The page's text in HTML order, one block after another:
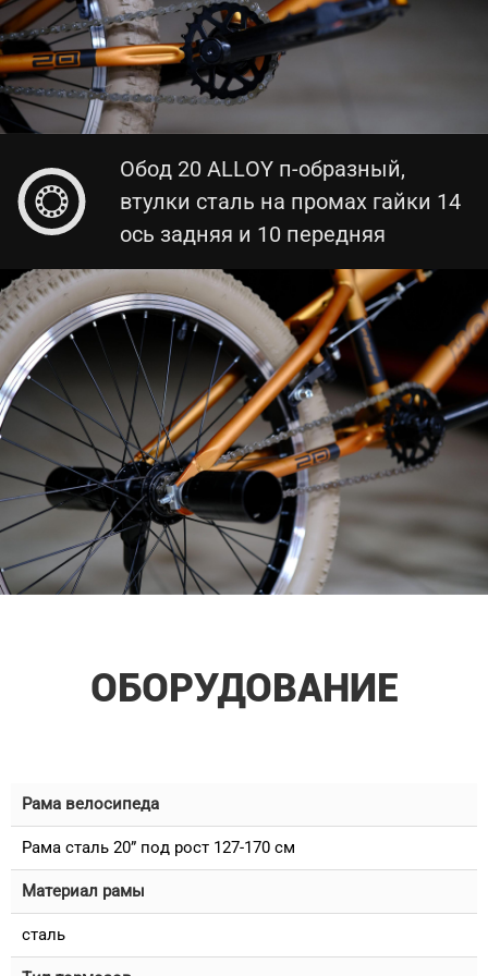
Обод 20 ALLOY п-образный,
втулки сталь на промах гайки 14
ось задняя и 10 передняя
ОБОРУДОВАНИЕ
Рама велосипеда
Рама сталь 20” под рост 127-170 см
Материал рамы
сталь